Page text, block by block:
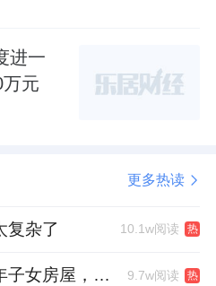
进一
元
更多热读
复杂了 10.1w阅读 热
北京：父母赠与成年子女房屋，不再核验子女的购房资格 9.7w阅读 热